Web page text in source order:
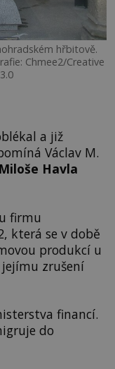
hřbitově.
Chmee2/Creative
a již
Václav M.
Miloše Havla
firmu
která se v době
produkcí u
jejímu zrušení
financí.
do